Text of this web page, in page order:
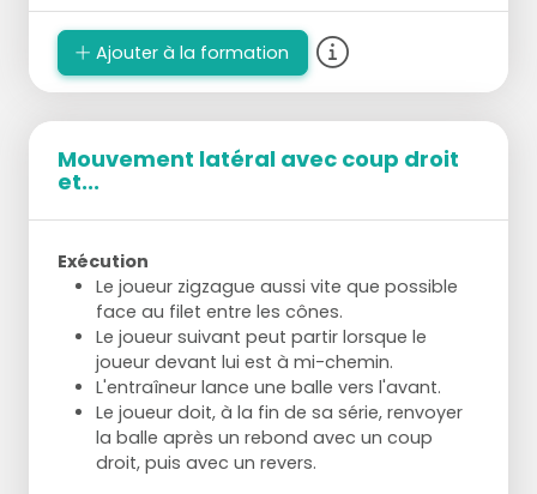
Ajouter à la formation
Mouvement latéral avec coup droit
et...
Exécution
Le joueur zigzague aussi vite que possible
face au filet entre les cônes.
Le joueur suivant peut partir lorsque le
joueur devant lui est à mi-chemin.
L'entraîneur lance une balle vers l'avant.
Le joueur doit, à la fin de sa série, renvoyer
la balle après un rebond avec un coup
droit, puis avec un revers.